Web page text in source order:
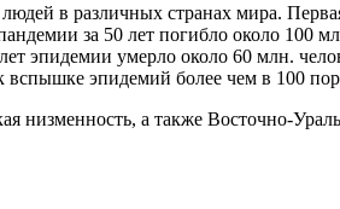
в различных странах мира.
за 50 лет погибло около 100
эпидемии умерло около 60 млн.
эпидемий более чем в 100
а также Восточно-